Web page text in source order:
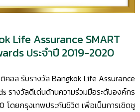
Life Assurance SMART
ประจำปี 2019-2020
คอล รับรางวัล Bangkok Life Assurance
รางวัลดีเด่นด้านความร่วมมือระดับองค์กร
โดยกรุงเทพประกันชีวิต เพื่อเป็นการเชิดชู